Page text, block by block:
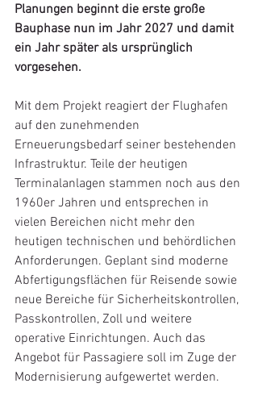
Planungen beginnt die erste große
Bauphase nun im Jahr 2027 und damit
ein Jahr später als ursprünglich
vorgesehen.
Mit dem Projekt reagiert der Flughafen
auf den zunehmenden
Erneuerungsbedarf seiner bestehenden
Infrastruktur. Teile der heutigen
Terminalanlagen stammen noch aus den
1960er Jahren und entsprechen in
vielen Bereichen nicht mehr den
heutigen technischen und behördlichen
Anforderungen. Geplant sind moderne
Abfertigungsflächen für Reisende sowie
neue Bereiche für Sicherheitskontrollen,
Passkontrollen, Zoll und weitere
operative Einrichtungen. Auch das
Angebot für Passagiere soll im Zuge der
Modernisierung aufgewertet werden.